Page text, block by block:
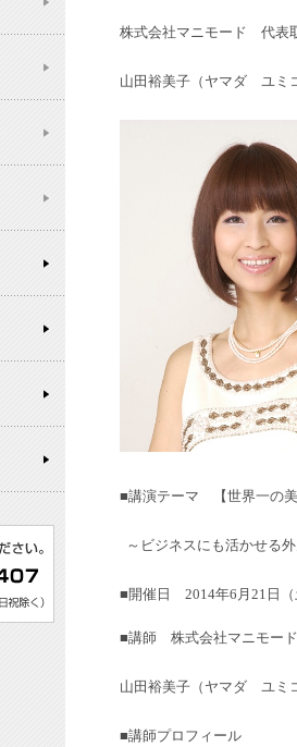
株式会社マニモード 代表
山田裕美子（ヤマダ ユミ
■講演テーマ 【世界一の
～ビジネスにも活かせる
■開催日 2014年6月21日（
■講師 株式会社マニモー
山田裕美子（ヤマダ ユミ
■講師プロフィール